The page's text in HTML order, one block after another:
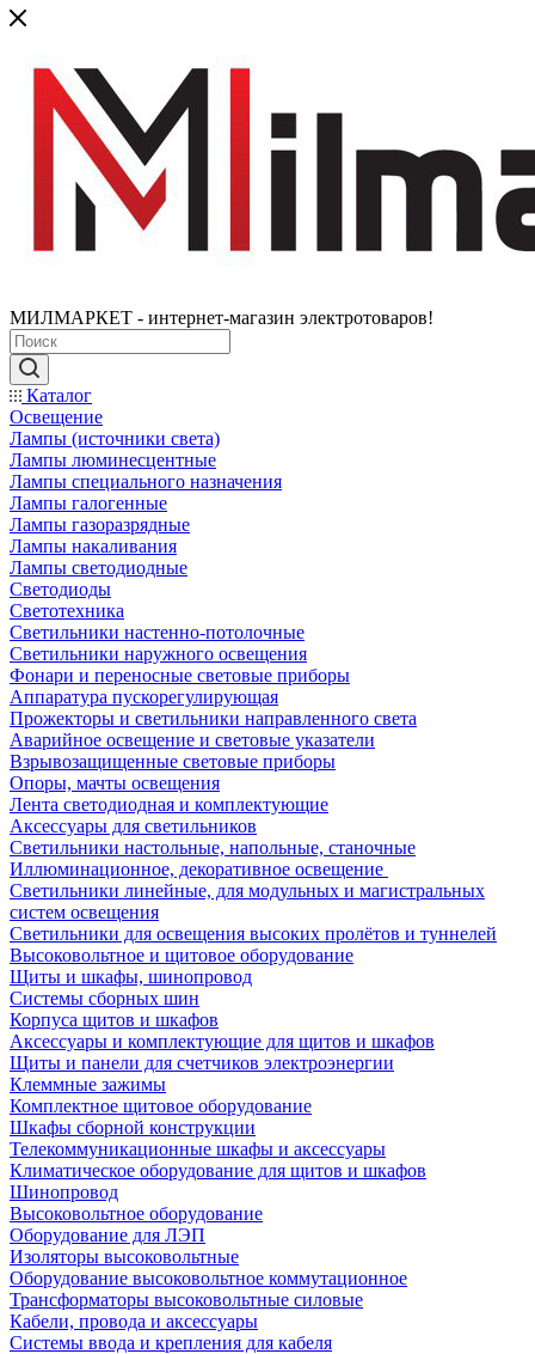
МИЛМАРКЕТ - интернет-магазин электротоваров!
Каталог
Освещение
Лампы (источники света)
Лампы люминесцентные
Лампы специального назначения
Лампы галогенные
Лампы газоразрядные
Лампы накаливания
Лампы светодиодные
Светодиоды
Светотехника
Светильники настенно-потолочные
Светильники наружного освещения
Фонари и переносные световые приборы
Аппаратура пускорегулирующая
Прожекторы и светильники направленного света
Аварийное освещение и световые указатели
Взрывозащищенные световые приборы
Опоры, мачты освещения
Лента светодиодная и комплектующие
Аксессуары для светильников
Светильники настольные, напольные, станочные
Иллюминационное, декоративное освещение
Светильники линейные, для модульных и магистральных
систем освещения
Светильники для освещения высоких пролётов и туннелей
Высоковольтное и щитовое оборудование
Щиты и шкафы, шинопровод
Системы сборных шин
Корпуса щитов и шкафов
Аксессуары и комплектующие для щитов и шкафов
Щиты и панели для счетчиков электроэнергии
Клеммные зажимы
Комплектное щитовое оборудование
Шкафы сборной конструкции
Телекоммуникационные шкафы и аксессуары
Климатическое оборудование для щитов и шкафов
Шинопровод
Высоковольтное оборудование
Оборудование для ЛЭП
Изоляторы высоковольтные
Оборудование высоковольтное коммутационное
Трансформаторы высоковольтные силовые
Кабели, провода и аксессуары
Системы ввода и крепления для кабеля